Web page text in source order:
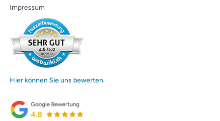
Impressum
Hier können Sie uns bewerten.